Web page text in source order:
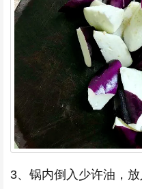
3、锅内倒入少许油，